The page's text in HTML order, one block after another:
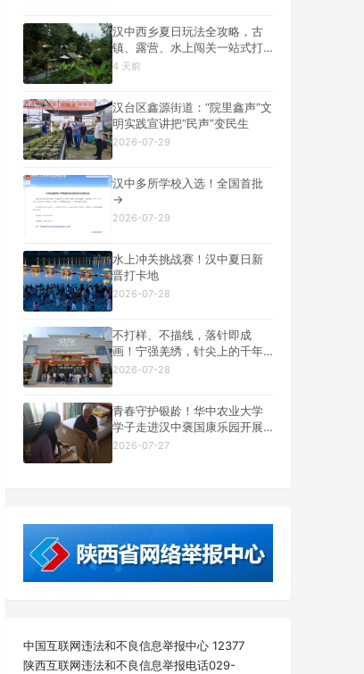
汉中西乡夏日玩法全攻略，古
镇、露营、水上闯关一站式打
卡
4 天前
汉台区鑫源街道：“院里鑫声”文
明实践宣讲把“民声”变民生
2026-07-29
汉中多所学校入选！全国首批
→
2026-07-29
水上冲关挑战赛！汉中夏日新
晋打卡地
2026-07-28
不打样、不描线，落针即成
画！宁强羌绣，针尖上的千年
羌乡文脉
2026-07-28
青春守护银龄！华中农业大学
学子走进汉中褒国康乐园开展
14 天养老社会实践
2026-07-27
中国互联网违法和不良信息举报中心 12377
陕西互联网违法和不良信息举报电话029-